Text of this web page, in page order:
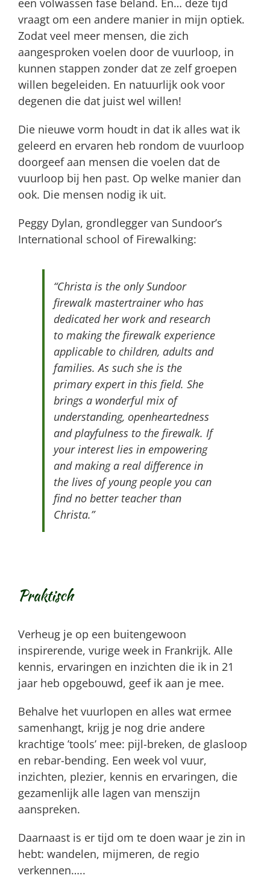
een volwassen fase beland. En… deze tijd
vraagt om een andere manier in mijn optiek.
Zodat veel meer mensen, die zich
aangesproken voelen door de vuurloop, in
kunnen stappen zonder dat ze zelf groepen
willen begeleiden. En natuurlijk ook voor
degenen die dat juist wel willen!
Die nieuwe vorm houdt in dat ik alles wat ik
geleerd en ervaren heb rondom de vuurloop
doorgeef aan mensen die voelen dat de
vuurloop bij hen past. Op welke manier dan
ook. Die mensen nodig ik uit.
Peggy Dylan, grondlegger van Sundoor’s
International school of Firewalking:
“Christa is the only Sundoor
firewalk mastertrainer who has
dedicated her work and research
to making the firewalk experience
applicable to children, adults and
families. As such she is the
primary expert in this field. She
brings a wonderful mix of
understanding, openheartedness
and playfulness to the firewalk. If
your interest lies in empowering
and making a real difference in
the lives of young people you can
find no better teacher than
Christa.”
Praktisch
Verheug je op een buitengewoon
inspirerende, vurige weekin Frankrijk. Alle
kennis, ervaringen en inzichten die ik in 21
jaar heb opgebouwd, geef ik aan je mee.
Behalve het vuurlopen en alles wat ermee
samenhangt, krijg je nog drie andere
krachtige ’tools’ mee: pijl-breken, de glasloop
en rebar-bending. Een week vol vuur,
inzichten, plezier, kennis en ervaringen, die
gezamenlijk alle lagen van menszijn
aanspreken.
Daarnaast is er tijd om te doen waar je zin in
hebt: wandelen, mijmeren, de regio
verkennen…..